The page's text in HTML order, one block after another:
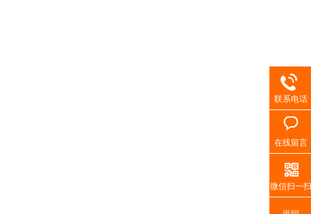
联系电话
在线留言
微信扫一扫